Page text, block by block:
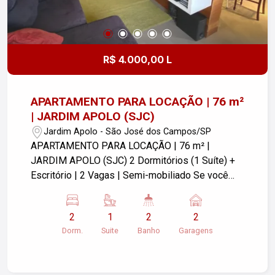
R$ 4.000,00 L
APARTAMENTO PARA LOCAÇÃO | 76 m²
| JARDIM APOLO (SJC)
Jardim Apolo - São José dos Campos/SP
APARTAMENTO PARA LOCAÇÃO | 76 m² |
JARDIM APOLO (SJC) 2 Dormitórios (1 Suíte) +
Escritório | 2 Vagas | Semi-mobiliado Se você
em uma das regiões mais valorizadas de São
José dos Campos, este é o imóvel ideal.
Localizado no renomado Condomínio Vivendas
2
Dorm.
1
Suite
2
Banho
2
Garagens